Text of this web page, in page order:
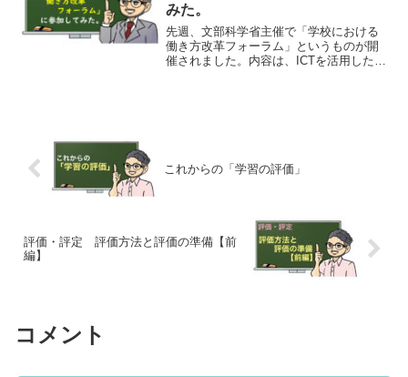
みた。
先週、文部科学省主催で「学校における
働き方改革フォーラム」というものが開
催されました。内容は、ICTを活用した校
これからの「学習の評価」
評価・評定 評価方法と評価の準備【前
編】
コメント